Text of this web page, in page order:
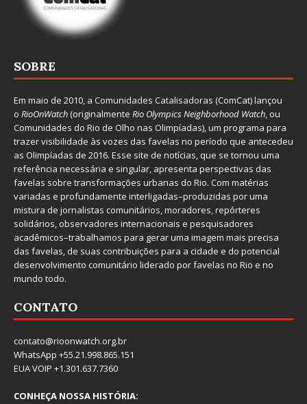
SOBRE
Em maio de 2010, a Comunidades Catalisadoras (ComCat) lançou
o RioOnWatch(originalmente Rio Olympics Neighborhood Watch, ou
Comunidades do Rio de Olho nas Olimpíadas), um programa para
trazer visibilidade às vozes das favelas no período que antecedeu
as Olimpíadas de 2016. Esse site de notícias, que se tornou uma
referência necessária e singular, apresenta perspectivas das
favelas sobre transformações urbanas do Rio. Com matérias
variadas e profundamente interligadas–produzidas por uma
mistura de jornalistas comunitários, moradores, repórteres
solidários, observadores internacionais e pesquisadores
acadêmicos–trabalhamos para gerar uma imagem mais precisa
das favelas, de suas contribuições para a cidade e do potencial
desenvolvimento comunitário liderado por favelas no Rio e no
mundo todo.
CONTATO
contato@rioonwatch.org.br
WhatsApp +55.21.998.865.151
EUA VOIP +1.301.637.7360
CONHEÇA NOSSA HISTÓRIA: